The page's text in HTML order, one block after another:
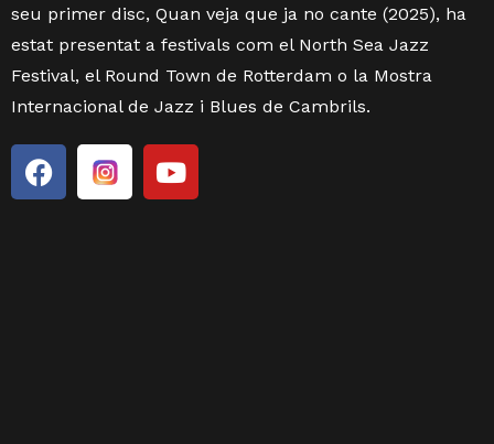
seu primer disc, Quan veja que ja no cante (2025), ha
estat presentat a festivals com el North Sea Jazz
Festival, el Round Town de Rotterdam o la Mostra
Internacional de Jazz i Blues de Cambrils.